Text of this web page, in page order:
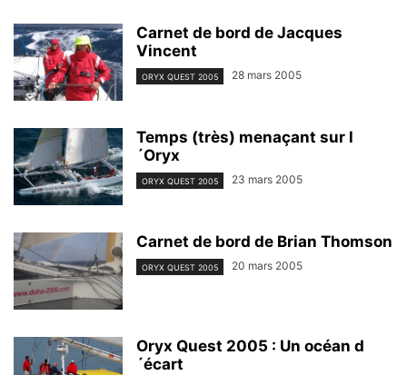
Carnet de bord de Jacques
Vincent
ORYX QUEST 2005 28 mars 2005
Temps (très) menaçant sur l
´Oryx
ORYX QUEST 2005 23 mars 2005
Carnet de bord de Brian Thomson
ORYX QUEST 2005 20 mars 2005
Oryx Quest 2005 : Un océan d
´écart